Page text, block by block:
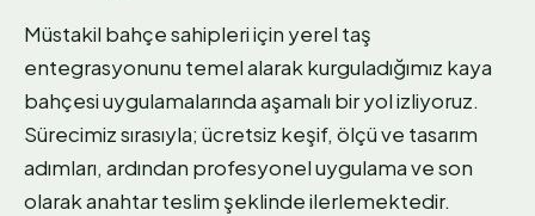
Müstakil bahçe sahipleri için yerel taş
entegrasyonunu temel alarak kurguladığımız kaya
bahçesi uygulamalarında aşamalı bir yol izliyoruz.
Sürecimiz sırasıyla; ücretsiz keşif, ölçü ve tasarım
adımları, ardından profesyonel uygulama ve son
olarak anahtar teslim şeklinde ilerlemektedir.